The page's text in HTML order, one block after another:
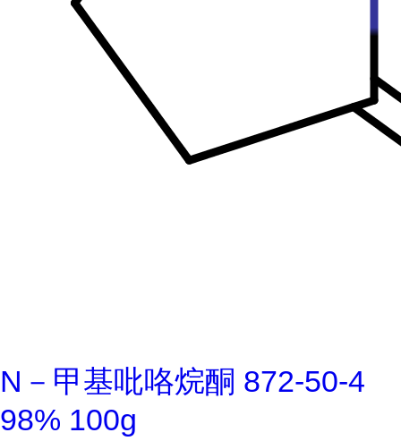
N－甲基吡咯烷酮 872-50-4
98% 100g